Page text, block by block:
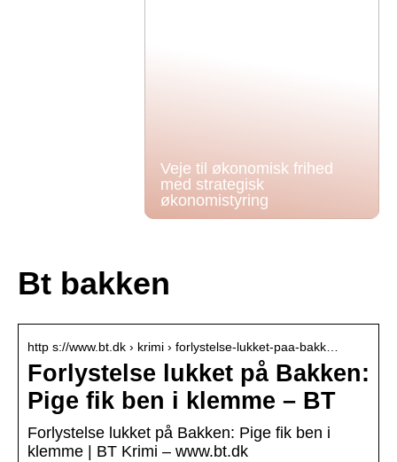
Veje til økonomisk frihed
med strategisk
økonomistyring
Bt bakken
http s://www.bt.dk › krimi › forlystelse-lukket-paa-bakk…
Forlystelse lukket på Bakken:
Pige fik ben i klemme – BT
Forlystelse lukket på Bakken: Pige fik ben i
klemme | BT Krimi – www.bt.dk